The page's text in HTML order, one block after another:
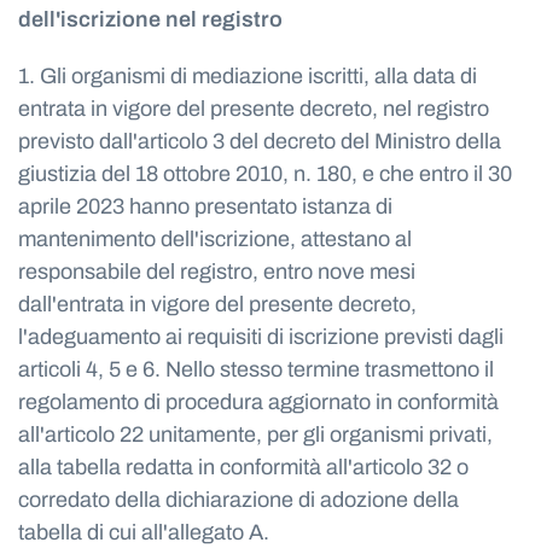
dell'iscrizione nel registro
1. Gli organismi di mediazione iscritti, alla data di
entrata in vigore del presente decreto, nel registro
previsto dall'articolo 3 del decreto del Ministro della
giustizia del 18 ottobre 2010, n. 180, e che entro il 30
aprile 2023 hanno presentato istanza di
mantenimento dell'iscrizione, attestano al
responsabile del registro, entro nove mesi
dall'entrata in vigore del presente decreto,
l'adeguamento ai requisiti di iscrizione previsti dagli
articoli 4, 5 e 6. Nello stesso termine trasmettono il
regolamento di procedura aggiornato in conformità
all'articolo 22 unitamente, per gli organismi privati,
alla tabella redatta in conformità all'articolo 32 o
corredato della dichiarazione di adozione della
tabella di cui all'allegato A.